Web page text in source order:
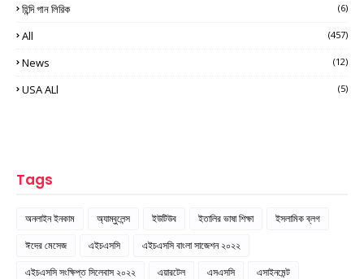
হিন্দি গান লিরিক (6)
All (457)
News (12)
USA ALl (5)
Tags
অনলাইন ইনকাম অ্যাম্বুলেন্স ইউটিউব ইতালির ভাষা শিক্ষা
ইসলামিক ব্লগ
ঈদের মেসেজ
এইচএসসি
এইচএসসি বাংলা সাজেশন ২০২২
এইচএসসি সংক্ষিপ্ত সিলেবাস ২০২২
এয়ারটেল এসএসসি
এসাইনমেন্ট